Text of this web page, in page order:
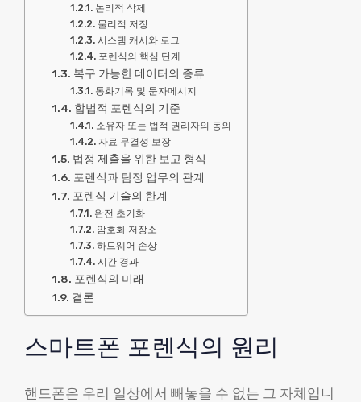
논리적 삭제
물리적 저장
시스템 캐시와 로그
포렌식의 핵심 단계
복구 가능한 데이터의 종류
통화기록 및 문자메시지
합법적 포렌식의 기준
소유자 또는 법적 권리자의 동의
자료 무결성 보장
법정 제출을 위한 보고 형식
포렌식과 탐정 업무의 관계
포렌식 기술의 한계
완전 초기화
암호화 저장소
하드웨어 손상
시간 경과
포렌식의 미래
결론
스마트폰 포렌식의 원리
핸드폰은 우리 일상에서 빼놓을 수 없는 그 자체입니